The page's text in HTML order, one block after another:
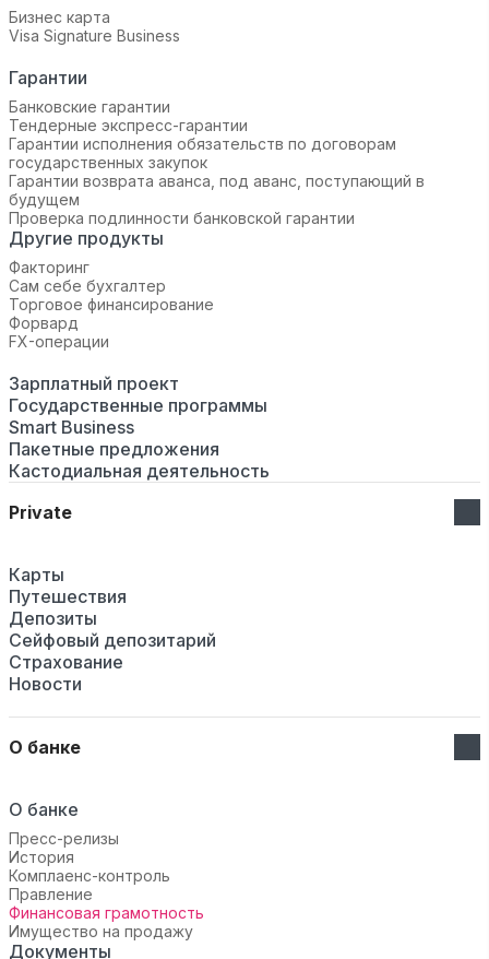
Бизнес карта
Visa Signature Business
Гарантии
Банковские гарантии
Тендерные экспресс-гарантии
Гарантии исполнения обязательств по договорам
государственных закупок
Гарантии возврата аванса, под аванс, поступающий в
будущем
Проверка подлинности банковской гарантии
Другие продукты
Факторинг
Сам себе бухгалтер
Торговое финансирование
Форвард
FX-операции
Зарплатный проект
Государственные программы
Smart Business
Пакетные предложения
Кастодиальная деятельность
Private
Карты
Путешествия
Депозиты
Сейфовый депозитарий
Страхование
Новости
О банке
О банке
Пресс-релизы
История
Комплаенс-контроль
Правление
Финансовая грамотность
Имущество на продажу
Документы